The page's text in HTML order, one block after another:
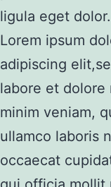
ligula eget
Lorem ipsum
adipiscing
labore et dolore
minim veniam,
ullamco laboris
occaecat